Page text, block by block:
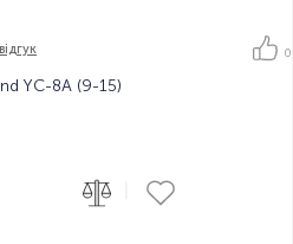
0
YC-8A (9-15)